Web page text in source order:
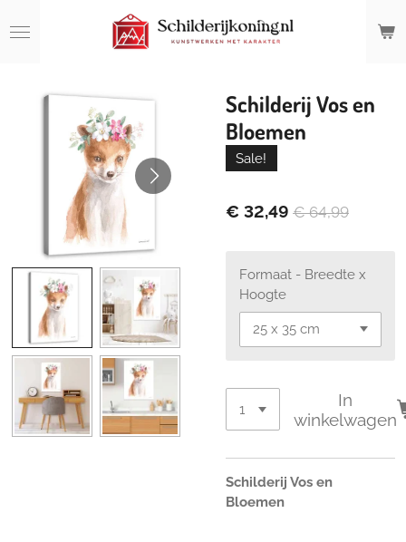
direct
hoofdinhoud
Schilderij Vos en
Bloemen
Sale!
€ 32,49 € 64,99
Formaat - Breedte x
Hoogte
In
winkelwagen
Schilderij Vos en
Bloemen